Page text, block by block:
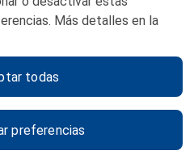
PRIVACIDAD
DE COOKIES
DE ÉTICA
Más detalles en la
preferencias
todas